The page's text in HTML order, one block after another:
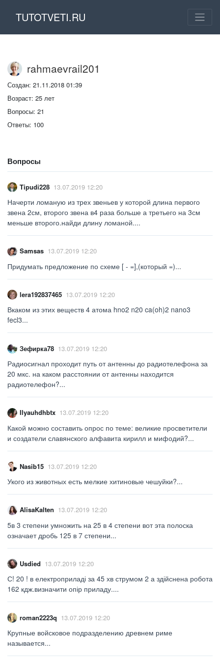
TUTOTVETI.RU
rahmaevrail201
Создан: 21.11.2018 01:39
Возраст: 25 лет
Вопросы: 21
Ответы: 100
Вопросы
Tipudi228 13.07.2019 12:20
Начерти ломаную из трех звеньев у которой длина первого
звена 2см, второго звена в4 раза больше а третьего на 3см
меньше второго.найди длину ломаной....
Samsas 13.07.2019 12:20
Придумать предложение по схеме [ - =],(который =)...
lera192837465 13.07.2019 12:20
Вкаком из этих веществ 4 атома hno2 n20 ca(oh)2 nano3
fecl3...
Зефирка78 13.07.2019 12:20
Радиосигнал проходит путь от антенны до радиотелефона за
20 мкс. на каком расстоянии от антенны находится
радиотелефон?...
Ilyauhdhbtx 13.07.2019 12:20
Какой можно составить опрос по теме: великие просветители
и создатели славянского алфавита кирилл и мифодий?...
Nasib15 13.07.2019 12:20
Укого из животных есть мелкие хитиновые чешуйки?...
AlisaKalten 13.07.2019 12:20
5в 3 степени умножить на 25 в 4 степени вот эта полоска
означает дробь 125 в 7 степени...
Usdied 13.07.2019 12:20
С! 20 ! в електроприладі за 45 хв струмом 2 а здійснена робота
162 кдж.визначити опір приладу....
roman2223q 13.07.2019 12:20
Крупные войсковое подразделению древнем риме
называется...